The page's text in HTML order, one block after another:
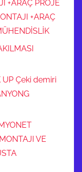
+ARAÇ PROJE
+ARAÇ
Çeki demiri
VE